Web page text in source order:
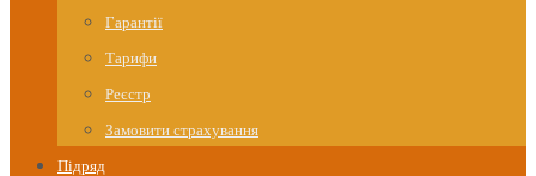
Гарантії
Тарифи
Реєстр
Замовити страхування
Підряд